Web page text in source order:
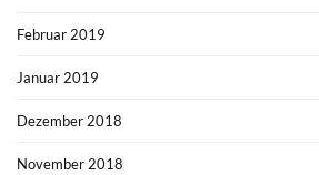
Februar 2019
Januar 2019
Dezember 2018
November 2018